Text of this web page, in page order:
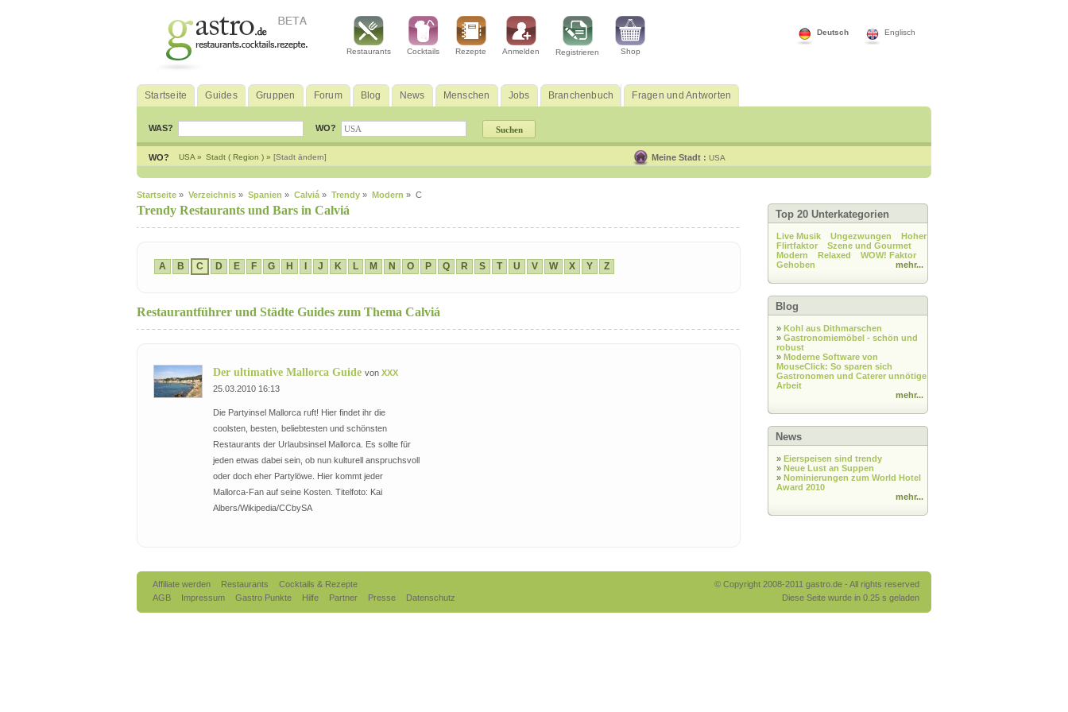
Englisch
Deutsch
Restaurants Cocktails Rezepte Anmelden Registrieren Shop
Startseite Guides Gruppen Forum Blog News Menschen Jobs Branchenbuch Fragen und Antworten
WAS? WO?
WO? USA » Stadt ( Region ) » [Stadt ändern] Meine Stadt : USA
Startseite » Verzeichnis » Spanien » Calviá » Trendy » Modern » C
Trendy Restaurants und Bars in Calviá
A B C D E F G H J K L M N O P Q R S T U V W X Y Z
Restaurantführer und Städte Guides zum Thema Calviá
Der ultimative Mallorca Guide von XXX
25.03.2010 16:13
Die Partyinsel Mallorca ruft! Hier findet ihr die
coolsten, besten, beliebtesten und schönsten
Restaurants der Urlaubsinsel Mallorca. Es sollte für
jeden etwas dabei sein, ob nun kulturell anspruchsvoll
oder doch eher Partylöwe. Hier kommt jeder
Mallorca-Fan auf seine Kosten. Titelfoto: Kai
Albers/Wikipedia/CCbySA
Top 20 Unterkategorien
Live Musik Ungezwungen
Hoher
Flirtfaktor
Szene und Gourmet
Modern
Relaxed
WOW! Faktor
Gehoben
mehr...
Blog
» Kohl aus Dithmarschen
» Gastronomiemöbel - schön und
robust
» Moderne Software von
MouseClick: So sparen sich
Gastronomen und Caterer unnötige
Arbeit
mehr...
News
» Eierspeisen sind trendy
» Neue Lust an Suppen
» Nominierungen zum World Hotel
Award 2010
mehr...
© Copyright 2008-2011 gastro.de - All rights reserved
Diese Seite wurde in 0.25 s geladen
Affiliate werden Restaurants
Cocktails & Rezepte
AGB
Impressum Gastro Punkte Hilfe Partner Presse Datenschutz